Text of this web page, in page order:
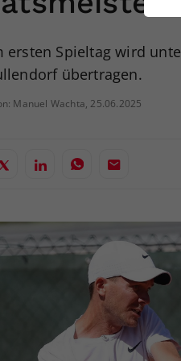
ersten Spieltag wird
übertragen.
Manuel Wachta, 25.06.2025